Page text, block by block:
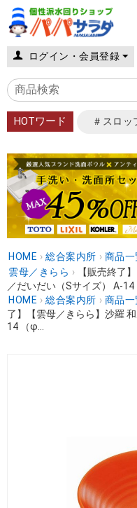
ログイン・会員登録
HOTワード ＃スロッ
HOME › 総合案内所 › 商品一
雲母／きらら ›
【販売終了
／だいだい（Sサイズ） A-14
HOME › 総合案内所 › 商品一
了】【雲母／きらら】沙羅
14 （φ...